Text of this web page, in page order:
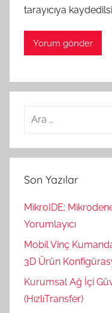
tarayıcıya
Arama:
Son Yazılar
MikroIDE:
Yorumlayıcı
Mobil Vinç
3D Ürün
Kurumsal Ağ İçi
(HızlıTransfer)